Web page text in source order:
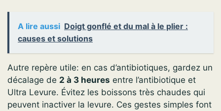
A lire aussi Doigt gonflé et du mal à le plier :
causes et solutions
Autre repère utile: en cas d’antibiotiques, gardez un
décalage de 2 à 3 heures entre l’antibiotique et
Ultra Levure. Évitez les boissons très chaudes qui
peuvent inactiver la levure. Ces gestes simples font